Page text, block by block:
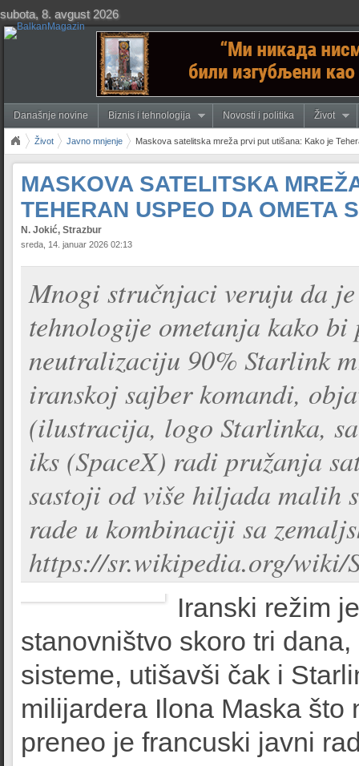
subota, 8. avgust 2026
Današnje novine Biznis i tehnologija Novosti i politika Život
Život Javno mnjenje Maskova satelitska mreža prvi put utišana: Kako je
MASKOVA SATELITSKA
TEHERAN USPEO DA OMETA
N. Jokić, Strazbur
sreda, 14. januar 2026 02:13
Mnogi stručnjaci veruju da
tehnologije ometanja kako
neutralizaciju 90% Starlink
iranskoj sajber komandi,
(ilustracija, logo Starlinka,
iks (SpaceX) radi pružanja
sastoji od više hiljada
rade u kombinaciji sa
https://sr.wikipedia.org/wiki/
Iranski režim
stanovništvo skoro tri
sisteme, utišavši čak i
milijardera Ilona Maska što
preneo je francuski javni